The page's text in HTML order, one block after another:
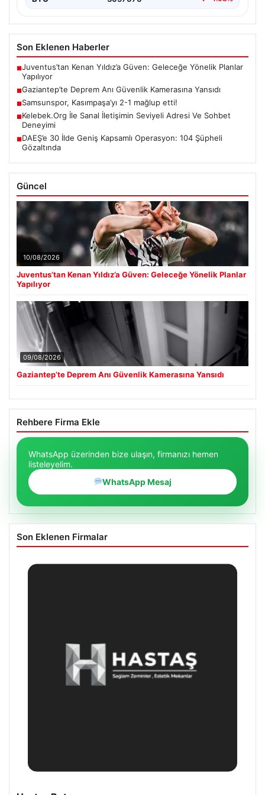
Son Eklenen Haberler
■Juventus’tan Kenan Yıldız’a Güven: Geleceğe Yönelik Planlar
Yapılıyor
■Gaziantep’te Deprem Anı Güvenlik Kamerasına Yansıdı
■Samsunspor, Kasımpaşa’yı 2-1 mağlup etti!
■Kelebek.Org İle Sanal İletişimin Seviyeli Adresi Ve Sohbet
Deneyimi
■DAEŞ’e 30 İlde Geniş Kapsamlı Operasyon: 104 Şüpheli
Gözaltında
Güncel
10/08/2026
Juventus’tan Kenan Yıldız’a Güven: Geleceğe Yönelik Planlar
Yapılıyor
09/08/2026
Gaziantep’te Deprem Anı Güvenlik Kamerasına Yansıdı
Rehbere Firma Ekle
WhatsApp üzerinden bize ulaşın, firmanızı hemen
listeleyelim.
WhatsApp Mesaj
Son Eklenen Firmalar